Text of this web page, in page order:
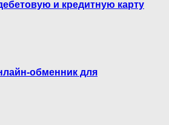
и кредитную карту
обменник для